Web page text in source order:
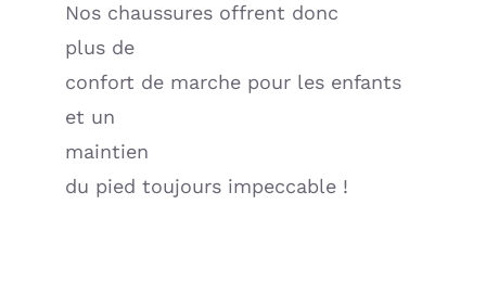
Nos chaussures offrent donc
plus de
confort de marche pour les enfants
et un
maintien
du pied toujours impeccable !